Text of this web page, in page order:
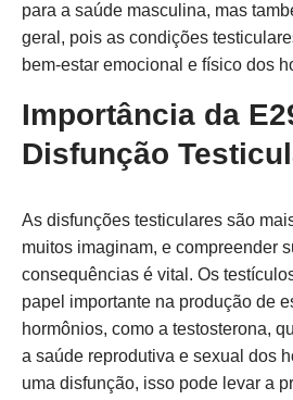
para a saúde masculina, mas
geral, pois as condições
bem-estar emocional e físico dos
Importância da
Disfunção
As disfunções testiculares são
muitos imaginam, e compreender
consequências é vital. Os
papel importante na produção de
hormônios, como a testosterona,
a saúde reprodutiva e sexual dos
uma disfunção, isso pode levar a